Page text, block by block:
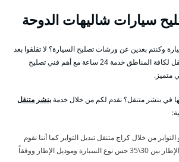
سيارات شاليهات الدوحة
وكنتم بعدين عن ورشات تصليح السيارة؟ لا تقلقوا بعد
الآن، لأننا نوفر لكم بنشر متنقل لكافة المناطق خدمة 24 ساعة مع أهم فني تصليح
متميز.
في بنشر متنقل؟ نقدم لكم من خلال خدمةبنشر متنقل
من خلال كراج متنقل تبديل التواير كما أننا نقوم
بنفخها بالهواء وقياس ضغط الإطار بين 30\35 حس نوع السيارة وموديل الإطار ووفقاً